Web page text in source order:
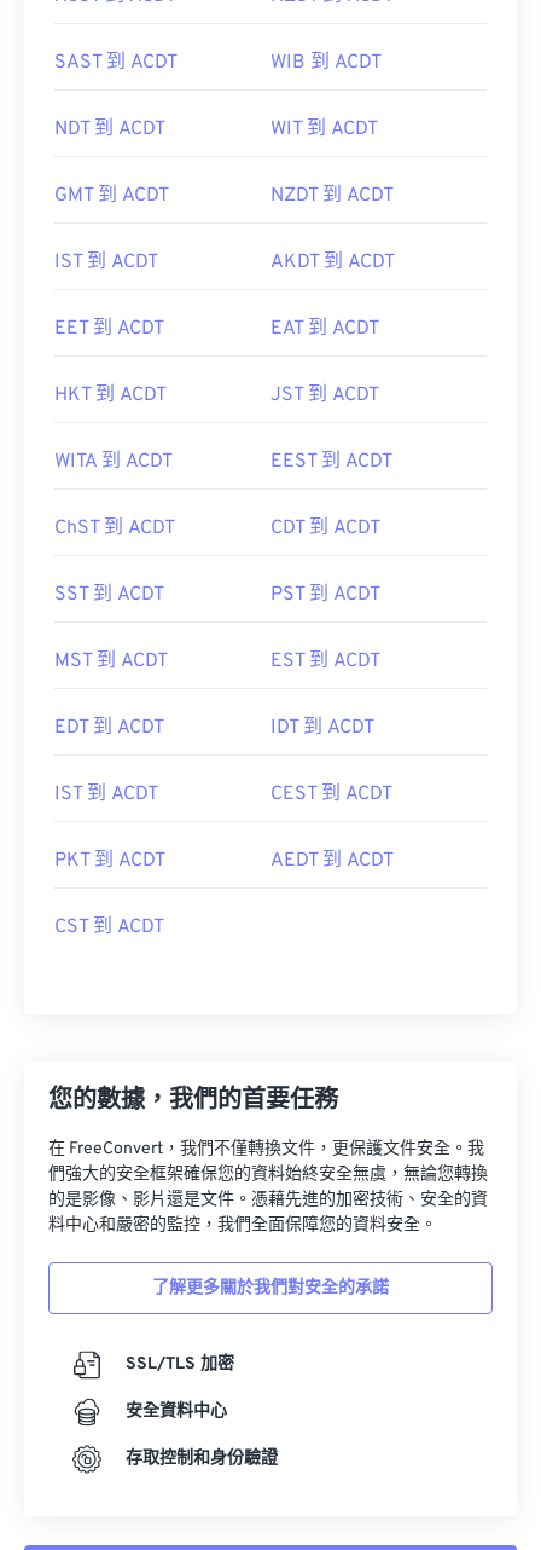
SAST 到 ACDT WIB 到 ACDT
NDT 到 ACDT WIT 到 ACDT
GMT 到 ACDT NZDT 到 ACDT
IST 到 ACDT AKDT 到 ACDT
EET 到 ACDT EAT 到 ACDT
HKT 到 ACDT JST 到 ACDT
WITA 到 ACDT EEST 到 ACDT
ChST 到 ACDT CDT 到 ACDT
SST 到 ACDT PST 到 ACDT
MST 到 ACDT EST 到 ACDT
EDT 到 ACDT IDT 到 ACDT
IST 到 ACDT CEST 到 ACDT
PKT 到 ACDT AEDT 到 ACDT
CST 到 ACDT
您的數據，我們的首要任務
在 FreeConvert，我們不僅轉換文件，更保護文件安全。我
們強大的安全框架確保您的資料始終安全無虞，無論您轉換
的是影像、影片還是文件。憑藉先進的加密技術、安全的資
料中心和嚴密的監控，我們全面保障您的資料安全。
了解更多關於我們對安全的承諾
SSL/TLS 加密
安全資料中心
存取控制和身份驗證